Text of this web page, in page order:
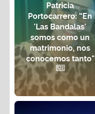
Patricia
Portocarrero: “En
'Las Bandalas'
somos como un
matrimonio, nos
conocemos tanto"